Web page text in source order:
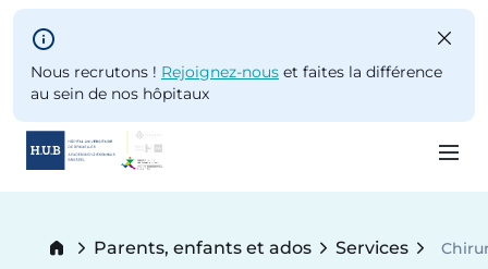
Skip to main content
Nous recrutons ! Rejoignez-nous et faites la différence
au sein de nos hôpitaux
Breadcrumb
Parents, enfants et ados Services